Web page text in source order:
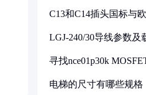
C13和C14插头国标与
LGJ-240/30导线参数及
寻找nce01p30k
电梯的尺寸有哪些规格